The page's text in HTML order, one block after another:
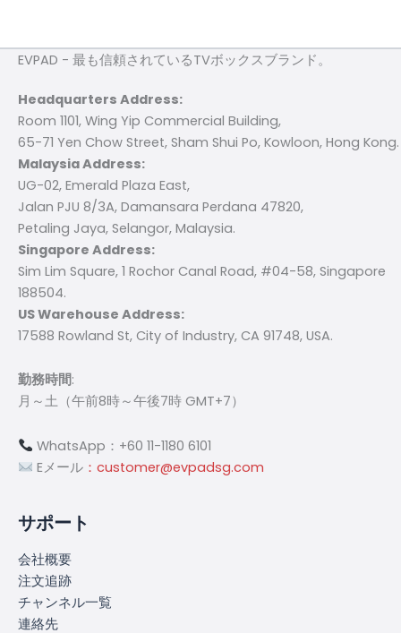
EVPAD - 最も信頼されているTVボックスブランド。
Headquarters Address:
Room 1101, Wing Yip Commercial Building,
65-71 Yen Chow Street, Sham Shui Po, Kowloon, Hong Kong.
Malaysia Address:
UG-02, Emerald Plaza East,
Jalan PJU 8/3A, Damansara Perdana 47820,
Petaling Jaya, Selangor, Malaysia.
Singapore Address:
Sim Lim Square, 1 Rochor Canal Road, #04-58, Singapore
188504.
US Warehouse Address:
17588 Rowland St, City of Industry, CA 91748, USA.
勤務時間:
月～土（午前8時～午後7時 GMT+7）
WhatsApp：+60 11-1180 6101
Eメール：customer@evpadsg.com
サポート
会社概要
注文追跡
チャンネル一覧
連絡先